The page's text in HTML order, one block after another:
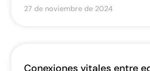
27 de noviembre de 2024
Conexiones vitales entre